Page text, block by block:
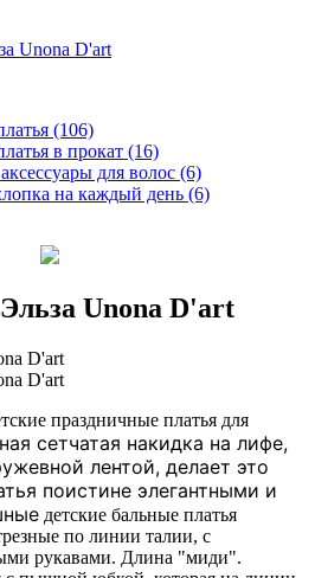
Unona D'art
(106)
в прокат (16)
для волос (6)
на каждый день (6)
Unona D'art
D'art
D'art
праздничные платья для
сетчатая накидка на лифе,
лентой, делает это
поистине элегантными и
детские бальные платья
по линии талии, с
рукавами. Длина "миди".